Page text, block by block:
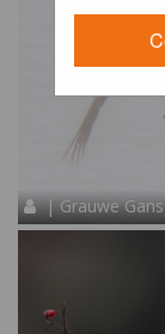
| Grauwe